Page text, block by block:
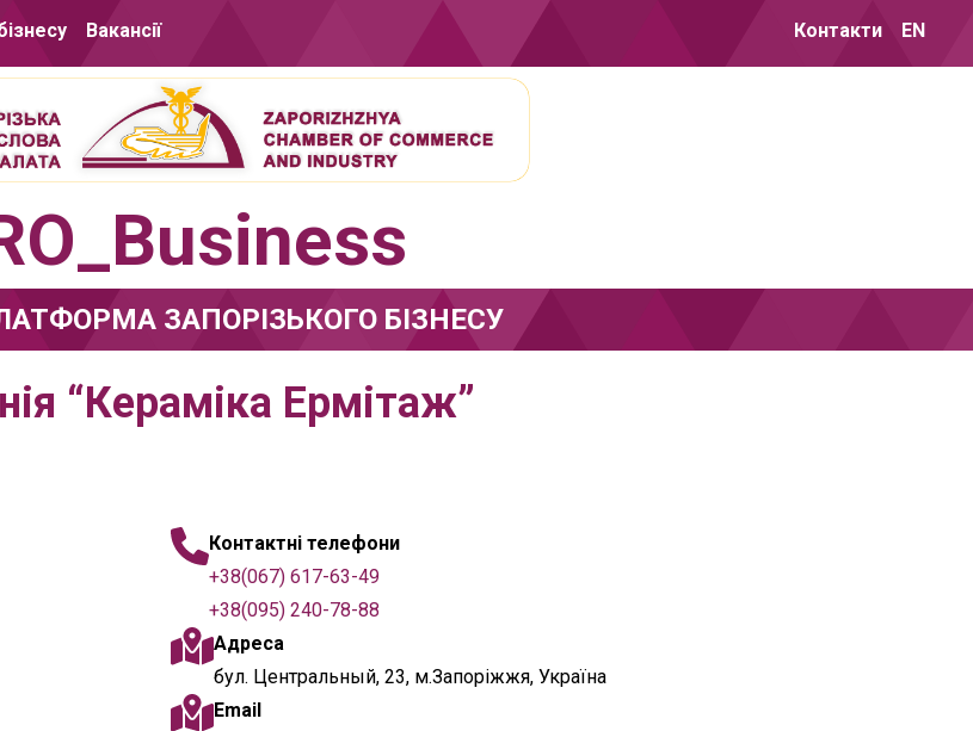
Вакансії Контакти EN
ЗАПОРІЗЬКОГО БІЗНЕСУ
“Кераміка Ермітаж”
Контактні телефони
+38(067) 617-63-49
+38(095) 240-78-88
Адреса
бул. Центральный, 23, м.Запоріжжя, Україна
Email